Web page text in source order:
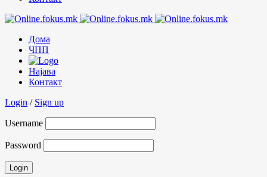
Дома
ЧПП
Најава
Контакт
Login / Sign up
Username
Password